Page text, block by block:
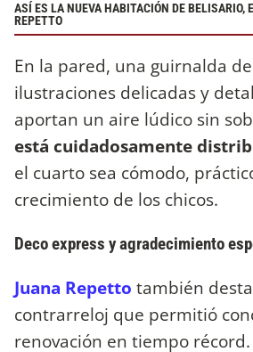
ASÍ ES LA NUEVA HABITACIÓN DE BELISARIO,
REPETTO
En la pared, una guirnalda
ilustraciones delicadas y
aportan un aire lúdico sin
está cuidadosamente
el cuarto sea cómodo,
crecimiento de los chicos.
Deco express y agradecimiento
Juana Repetto también
contrarreloj que permitió
renovación en tiempo récord.